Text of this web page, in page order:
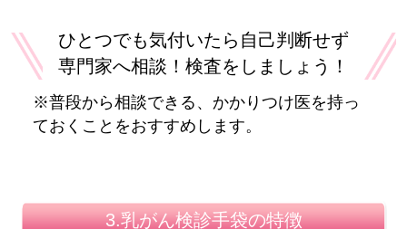
ひとつでも気付いたら自己判断せず
専門家へ相談！ 検査をしましょう！
※普段から相談できる、かかりつけ医を持っ
ておくことをおすすめします。
3.乳がん検診手袋の特徴